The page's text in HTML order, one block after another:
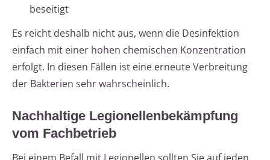
beseitigt
Es reicht deshalb nicht aus, wenn die Desinfektion
einfach mit einer hohen chemischen Konzentration
erfolgt. In diesen Fällen ist eine erneute Verbreitung
der Bakterien sehr wahrscheinlich.
Nachhaltige Legionellenbekämpfung
vom Fachbetrieb